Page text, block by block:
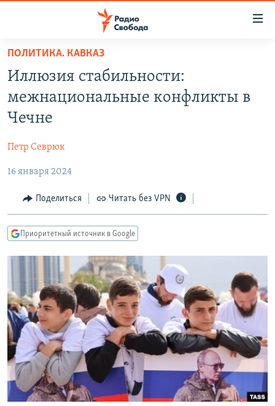
упрощенного
доступа
основному
Вернутся
навигации
Вернутся
поиску
АВТОРСКИЕ ПРОЕКТЫ
МНЕНИЯ
КУЛЬТУРА
IDEL.РЕАЛИИ
СЕВЕР.РЕАЛИИ
СИБИРЬ.РЕАЛИИ
РАСПИСАНИЕ ВЕЩАНИЯ
ПОДПИШИТЕСЬ НА РАССЫЛКУ
СОЦИАЛЬНЫЕ СЕТИ
ПОЛИТИКА. КАВКАЗ
Иллюзия стабильности:
межнациональные конфликты в
Чечне
Петр Севрюк
16 января 2024
Поделиться Читать без VPN
Приоритетный источник в Google